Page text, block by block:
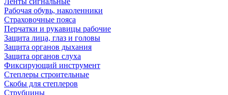
Рабочая обувь, наколенники
Страховочные пояса
Перчатки и рукавицы рабочие
Защита лица, глаз и головы
Защита органов дыхания
Защита органов слуха
Фиксирующий инструмент
Степлеры строительные
Скобы для степлеров
Струбцины